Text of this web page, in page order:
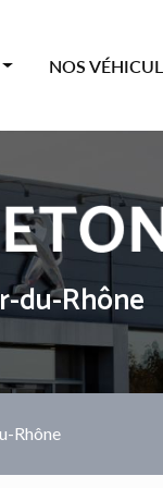
NOS
Occasions
Véhicules
du-Rhône
Rhône